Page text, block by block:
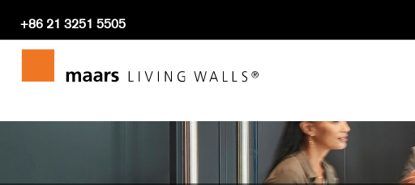
+86 21 3251 5505
Home Maars Living Walls x Gensler 推出 M923.